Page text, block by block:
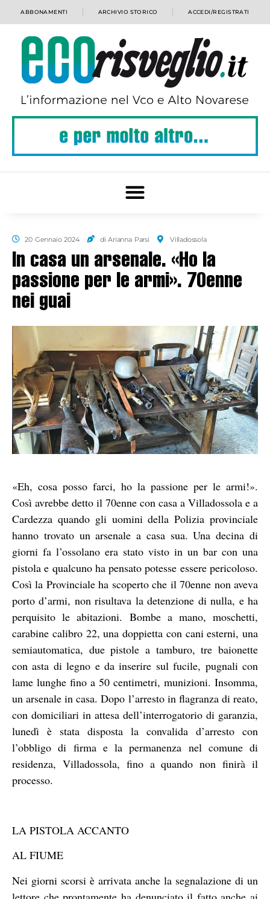
ABBONAMENTI ARCHIVIO STORICO ACCEDI/REGISTRATI
20 Gennaio 2024 di Arianna Parsi Villadossola
In casa un arsenale. «Ho la
passione per le armi». 70enne
nei guai
«Eh, cosa posso farci, ho la passione per le armi!».
Così avrebbe detto il 70enne con casa a Villadossola e a
Cardezza quando gli uomini della Polizia provinciale
hanno trovato un arsenale a casa sua. Una decina di
giorni fa l’ossolano era stato visto in un bar con una
pistola e qualcuno ha pensato potesse essere pericoloso.
Così la Provinciale ha scoperto che il 70enne non aveva
porto d’armi, non risultava la detenzione di nulla, e ha
perquisito le abitazioni. Bombe a mano, moschetti,
carabine calibro 22, una doppietta con cani esterni, una
semiautomatica, due pistole a tamburo, tre baionette
con asta di legno e da inserire sul fucile, pugnali con
lame lunghe fino a 50 centimetri, munizioni. Insomma,
un arsenale in casa. Dopo l’arresto in flagranza di reato,
con domiciliari in attesa dell’interrogatorio di garanzia,
lunedì è stata disposta la convalida d’arresto con
l’obbligo di firma e la permanenza nel comune di
residenza, Villadossola, fino a quando non finirà il
processo.
LA PISTOLA ACCANTO
AL FIUME
Nei giorni scorsi è arrivata anche la segnalazione di un